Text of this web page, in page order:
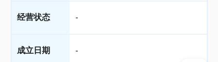
经营状态 -
成立日期 -